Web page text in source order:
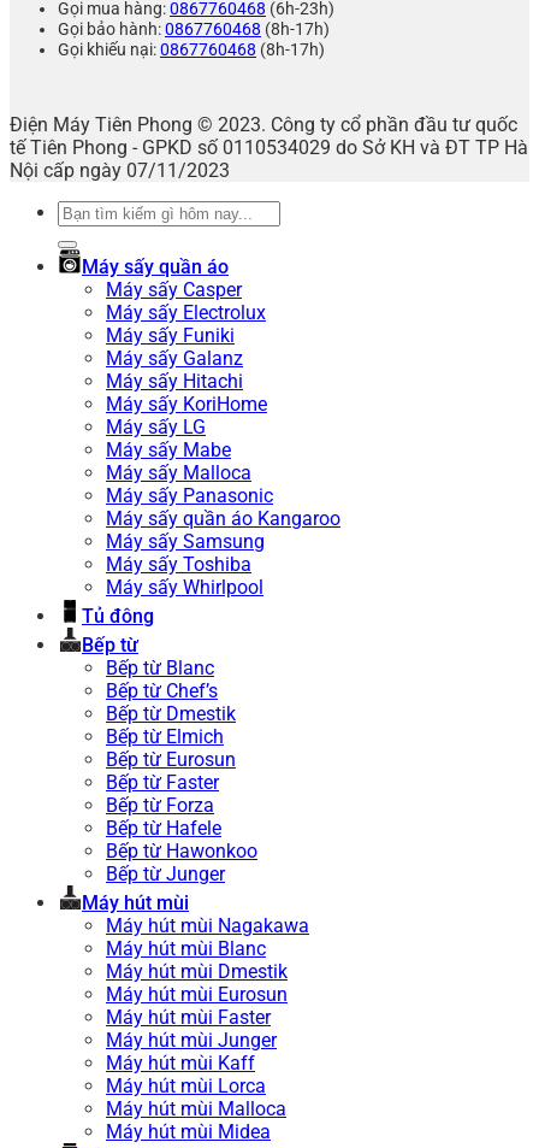
Gọi mua hàng:0867760468 (6h-23h)
Gọi bảo hành:0867760468 (8h-17h)
Gọi khiếu nại:0867760468 (8h-17h)
Điện Máy Tiên Phong © 2023. Công ty cổ phần đầu tư quốc
tế Tiên Phong - GPKD số 0110534029 do Sở KH và ĐT TP Hà
Nội cấp ngày 07/11/2023
Tìm
Máy sấy quần áo
Máy sấy Casper
Máy sấy Electrolux
Máy sấy Funiki
Máy sấy Galanz
Máy sấy Hitachi
Máy sấy KoriHome
Máy sấy LG
Máy sấy Mabe
Máy sấy Malloca
Máy sấy Panasonic
Máy sấy quần áo Kangaroo
Máy sấy Samsung
Máy sấy Toshiba
Máy sấy Whirlpool
Tủ đông
Bếp từ
Bếp từ Blanc
Bếp từ Chef’s
Bếp từ Dmestik
Bếp từ Elmich
Bếp từ Eurosun
Bếp từ Faster
Bếp từ Forza
Bếp từ Hafele
Bếp từ Hawonkoo
Bếp từ Junger
Máy hút mùi
Máy hút mùi Nagakawa
Máy hút mùi Blanc
Máy hút mùi Dmestik
Máy hút mùi Eurosun
Máy hút mùi Faster
Máy hút mùi Junger
Máy hút mùi Kaff
Máy hút mùi Lorca
Máy hút mùi Malloca
Máy hút mùi Midea